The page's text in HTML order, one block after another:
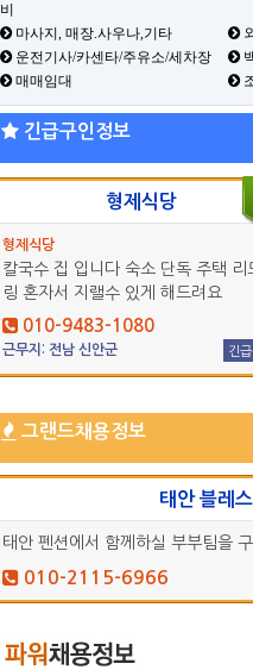
비
마사지, 매장.사우나,기타
운전기사/카센타/주유소/세차장
매매임대
긴급구인정보
형제식당
형제식당
칼국수 집 입니다 숙소 단독 주택 리
링 혼자서 지랠수 있게 해드려요
010-9483-1080
근무지: 전남 신안군 긴
그랜드채용정보
태안 블레
태안 펜션에서 함께하실 부부팀을
010-2115-6966